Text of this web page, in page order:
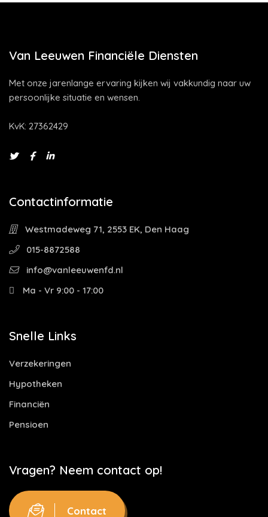
Van Leeuwen Financiële Diensten
Met onze jarenlange ervaring kijken wij vakkundig naar uw
persoonlijke situatie en wensen.
KvK: 27362429
Contactinformatie
Westmadeweg 71, 2553 EK, Den Haag
015-8872588
info@vanleeuwenfd.nl
Ma - Vr 9:00 - 17:00
Snelle Links
Verzekeringen
Hypotheken
Financiën
Pensioen
Vragen? Neem contact op!
Contact